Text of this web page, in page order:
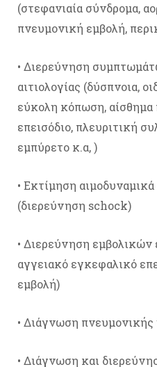
(στεφανιαία σύνδρομα,
πνευμονική εμβολή,
• Διερεύνηση
αιτιολογίας (δύσπνοια,
εύκολη κόπωση,
επεισόδιο, πλευριτική
εμπύρετο κ.α, )
• Εκτίμηση
(διερεύνηση schock)
• Διερεύνηση εμβολικών
αγγειακό εγκεφαλικό
εμβολή)
• Διάγνωση πνευμονικής
• Διάγνωση και